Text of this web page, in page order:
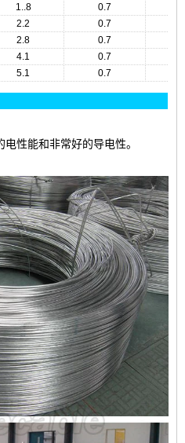
1..8 0.7
2.2 0.7
2.8 0.7
4.1 0.7
5.1 0.7
势：
电性能和非常好的导电性。